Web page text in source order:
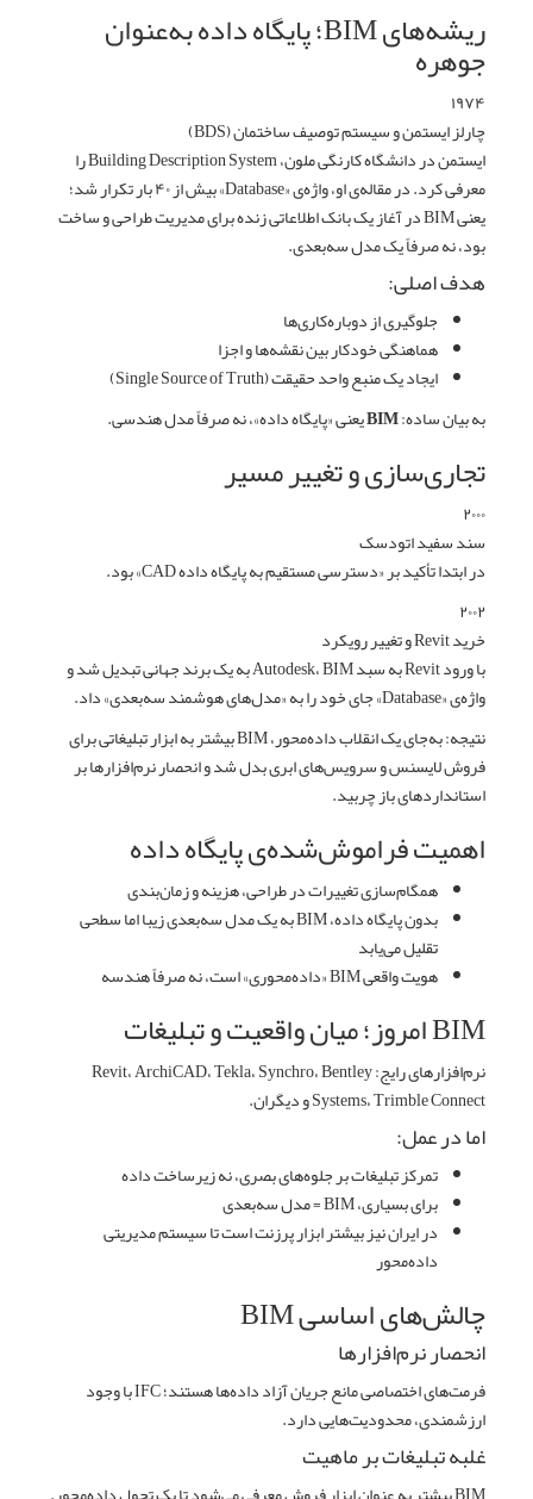
ریشه‌های BIM؛ پایگاه داده به‌عنوان
جوهره
۱۹۷۴
چارلز ایستمن و سیستم توصیف ساختمان (BDS)
ایستمن در دانشگاه کارنگی ملون، Building Description System را
معرفی کرد. در مقاله‌ی او، واژه‌ی «Database» بیش از ۴۰ بار تکرار شد؛
یعنی BIM در آغاز یک
بانک اطلاعاتی زندهبرای مدیریت طراحی و ساخت
بود، نه صرفاً یک مدل سه‌بعدی.
هدف اصلی:
جلوگیری از دوباره‌کاری‌ها
هماهنگی خودکار بین نقشه‌ها و اجزا
ایجاد یک منبع واحد حقیقت (Single Source of Truth)
به بیان ساده: BIM یعنی «پایگاه داده»، نه صرفاً مدل هندسی.
تجاری‌سازی و تغییر مسیر
۲۰۰۰
سند سفید اتودسک
در ابتدا تأکید بر «دسترسی مستقیم به پایگاه داده CAD» بود.
۲۰۰۲
خرید Revit و تغییر رویکرد
با ورود Revit به سبد Autodesk، BIM به یک برند جهانی تبدیل شد و
واژه‌ی «Database» جای خود را به «مدل‌های هوشمند سه‌بعدی» داد.
نتیجه:
به‌جای یک انقلاب داده‌محور، BIM بیشتر به ابزار تبلیغاتی برای
فروش لایسنس و سرویس‌های ابری بدل شد و انحصار نرم‌افزارها بر
استانداردهای باز چربید.
اهمیت فراموش‌شده‌ی پایگاه داده
همگام‌سازی تغییرات در طراحی، هزینه و زمان‌بندی
بدون پایگاه داده، BIM به یک مدل سه‌بعدی زیبا اما سطحی
تقلیل می‌یابد
هویت واقعی BIM «داده‌محوری» است، نه صرفاً هندسه
BIM امروز؛ میان واقعیت و تبلیغات
نرم‌افزارهای رایج:Revit، ArchiCAD، Tekla، Synchro، Bentley
Systems، Trimble Connect و دیگران.
اما در عمل:
تمرکز تبلیغات بر جلوه‌های بصری، نه زیرساخت داده
برای بسیاری، BIM = مدل سه‌بعدی
در ایران نیز بیشتر ابزار پرزنت است تا سیستم مدیریتی
داده‌محور
چالش‌های اساسی BIM
انحصار نرم‌افزارها
فرمت‌های اختصاصی مانع جریان آزاد داده‌ها هستند؛ IFC با وجود
ارزشمندی، محدودیت‌هایی دارد.
غلبه تبلیغات بر ماهیت